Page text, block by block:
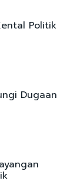
Politik
Dugaan